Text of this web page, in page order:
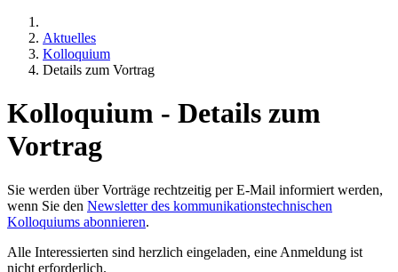
Aktuelles
Kolloquium
Details zum Vortrag
Kolloquium - Details zum
Vortrag
Sie werden über Vorträge rechtzeitig per E-Mail informiert werden,
wenn Sie den Newsletter des kommunikationstechnischen
Kolloquiums abonnieren.
Alle Interessierten sind herzlich eingeladen, eine Anmeldung ist
nicht erforderlich.